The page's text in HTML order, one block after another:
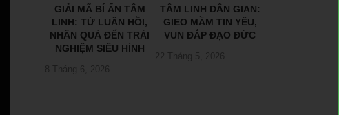
GIẢI MÃ BÍ ẨN TÂM
LINH: TỪ LUÂN HỒI,
NHÂN QUẢ ĐẾN TRẢI
NGHIỆM SIÊU HÌNH
8 Tháng 6, 2026
TÂM LINH DÂN GIAN:
GIEO MẦM TIN YÊU,
VUN ĐẮP ĐẠO ĐỨC
22 Tháng 5, 2026